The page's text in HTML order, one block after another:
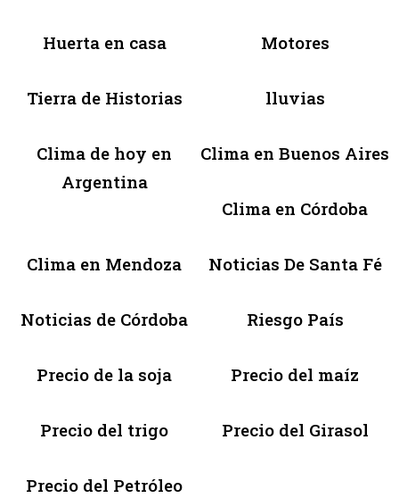
Huerta en casa Motores
Tierra de Historias lluvias
Clima de hoy en
Argentina
Clima en Buenos Aires
Clima en Córdoba
Clima en Mendoza Noticias De Santa Fé
Noticias de Córdoba Riesgo País
Precio de la soja Precio del maíz
Precio del trigo Precio del Girasol
Precio del Petróleo